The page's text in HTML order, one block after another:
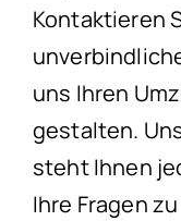
Kontaktieren
uns Ihren
gestalten.
steht Ihnen
Ihre Fragen